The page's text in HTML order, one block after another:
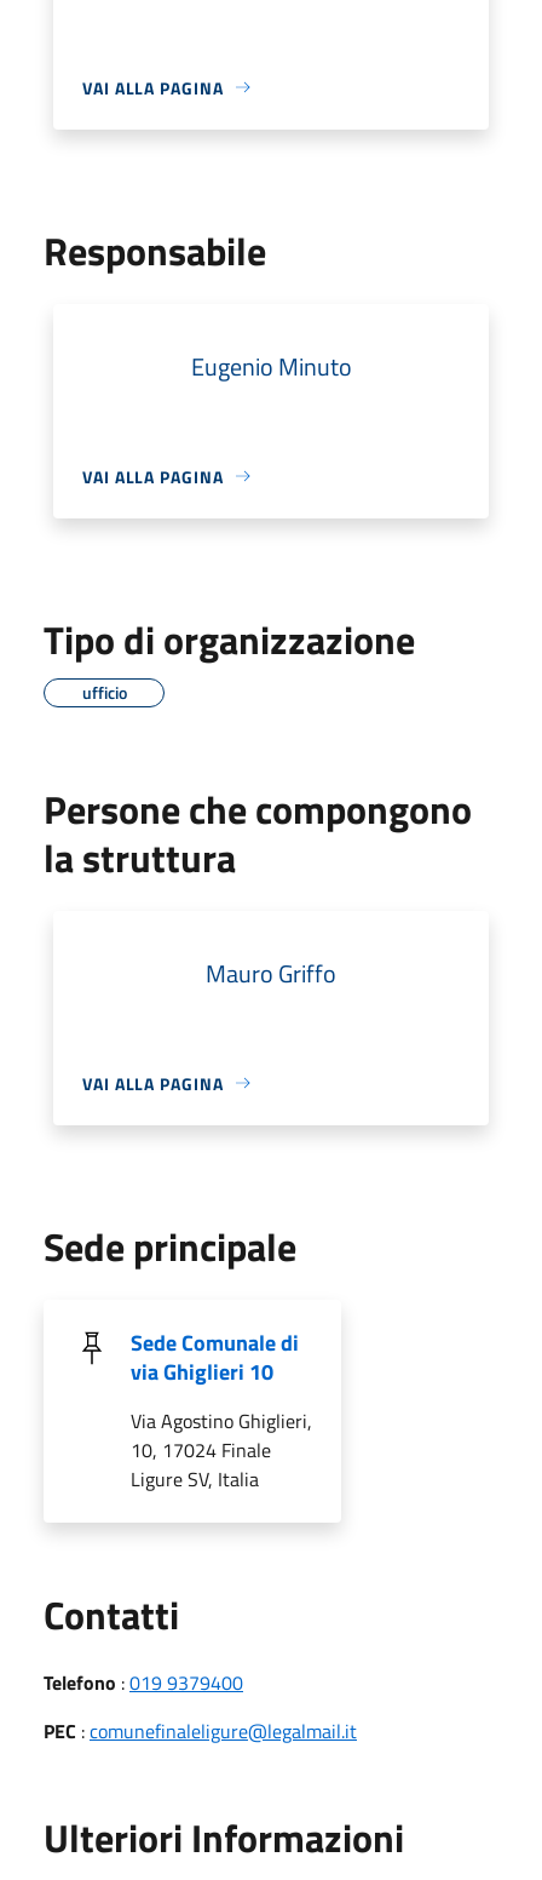
VAI ALLA PAGINA
Responsabile
Eugenio Minuto
VAI ALLA PAGINA
Tipo di organizzazione
ufficio
Persone che compongono
la struttura
Mauro Griffo
VAI ALLA PAGINA
Sede principale
Sede Comunale di
via Ghiglieri 10
Via Agostino Ghiglieri,
10, 17024 Finale
Ligure SV, Italia
Contatti
Telefono :019 9379400
PEC :comunefinaleligure@legalmail.it
Ulteriori Informazioni